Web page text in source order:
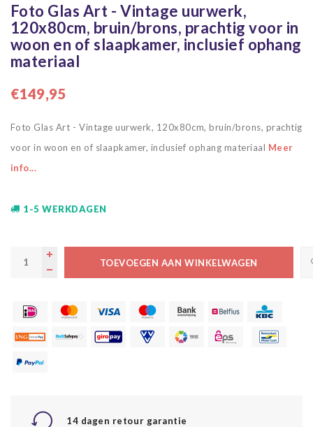
Foto Glas Art - Vintage uurwerk,
120x80cm, bruin/brons, prachtig voor in
woon en of slaapkamer, inclusief ophang
materiaal
€149,95
Foto Glas Art - Vintage uurwerk, 120x80cm, bruin/brons, prachtig
voor in woon en of slaapkamer, inclusief ophang materiaal Meer
info...
1-5 WERKDAGEN
TOEVOEGEN AAN WINKELWAGEN
14 dagen retour garantie